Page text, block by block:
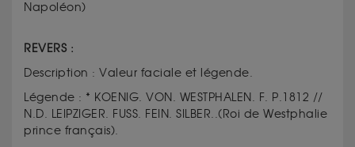
Napoléon)
REVERS :
Description : Valeur faciale et légende.
Légende : * KOENIG. VON. WESTPHALEN. F. P.1812 //
N.D. LEIPZIGER. FUSS. FEIN. SILBER..(Roi de Westphalie
prince français).